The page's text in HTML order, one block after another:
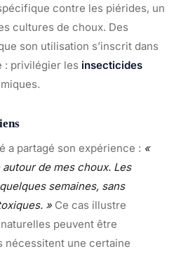
contre les piérides, un
cultures de choux. Des
son utilisation s’inscrit dans
: privilégier les insecticides
a partagé son expérience : «
autour de mes choux. Les
semaines, sans
» Ce cas illustre
peuvent être
nécessitent une certaine